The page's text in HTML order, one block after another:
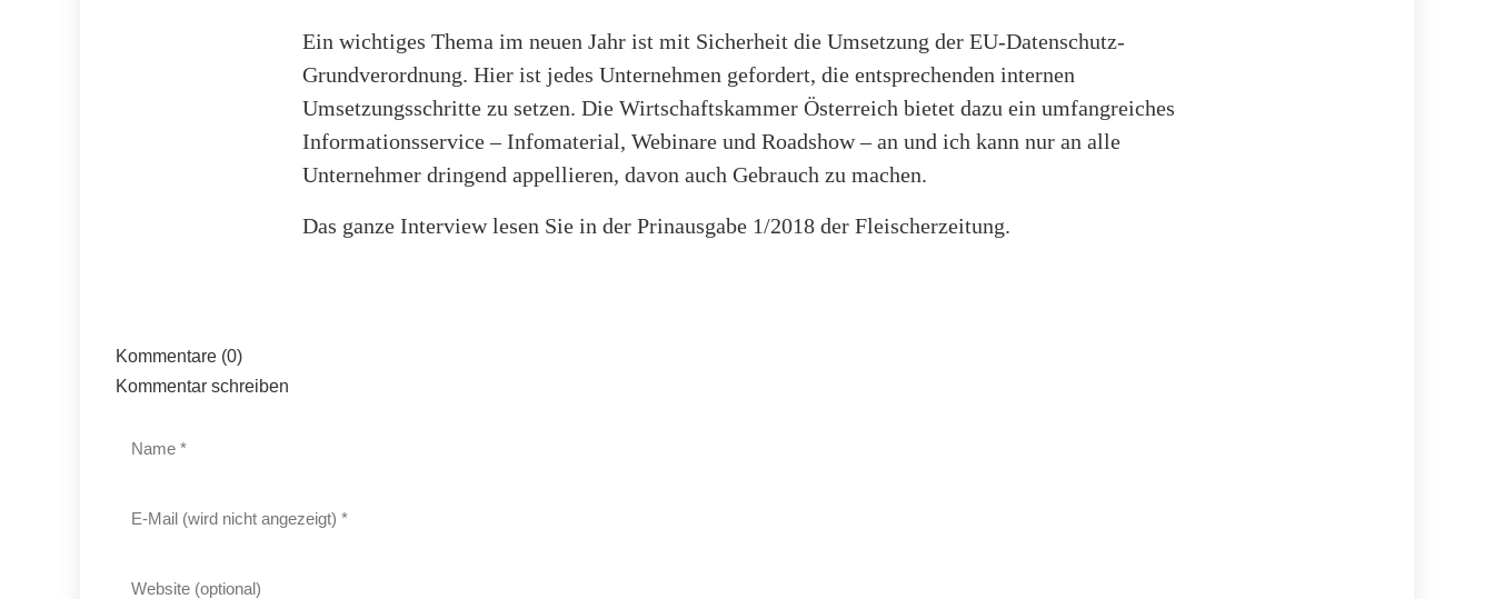
Ein wichtiges Thema im neuen Jahr ist mit Sicherheit die Umsetzung der EU-Datenschutz-
Grundverordnung. Hier ist jedes Unternehmen gefordert, die entsprechenden internen
Umsetzungsschritte zu setzen. Die Wirtschaftskammer Österreich bietet dazu ein umfangreiches
Informationsservice – Infomaterial, Webinare und Roadshow – an und ich kann nur an alle
Unternehmer dringend appellieren, davon auch Gebrauch zu machen.
Das ganze Interview lesen Sie in der Prinausgabe 1/2018 der Fleischerzeitung.
Kommentare (0)
Kommentar schreiben